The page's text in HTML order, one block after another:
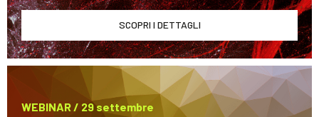
SCOPRI I DETTAGLI
WEBINAR / 29 settembre